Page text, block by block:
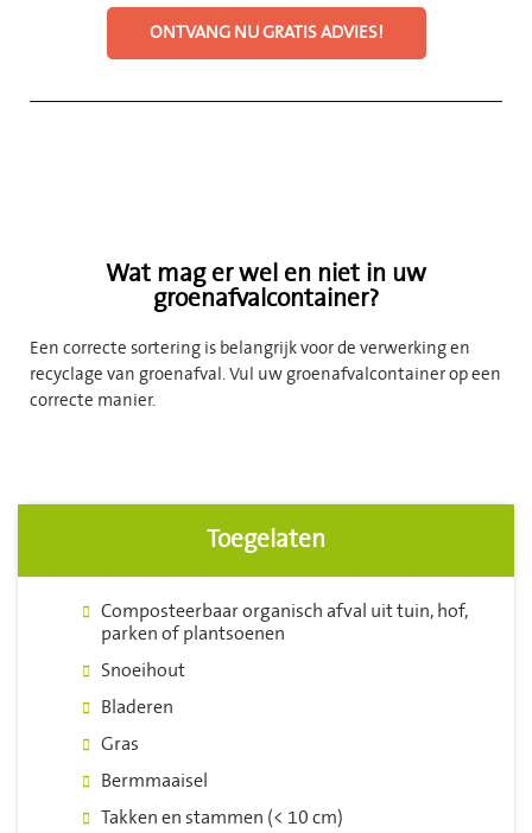
ONTVANG NU GRATIS ADVIES!
Wat mag er wel en niet in uw
groenafvalcontainer?
Een correcte sortering is belangrijk voor de verwerking en
recyclage van groenafval. Vul uw groenafvalcontainer op een
correcte manier.
Toegelaten
Composteerbaar organisch afval uit tuin, hof,
parken of plantsoenen
Snoeihout
Bladeren
Gras
Bermmaaisel
Takken en stammen (< 10 cm)